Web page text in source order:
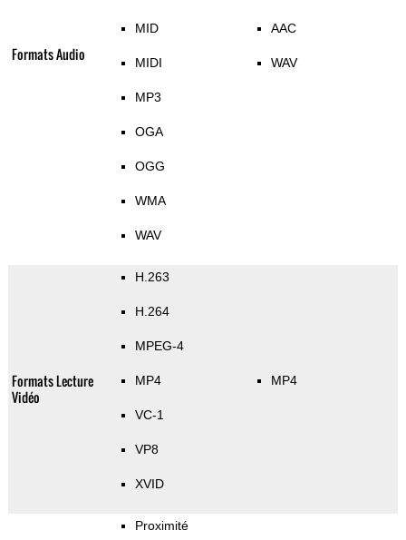
Formats Audio
MID
MIDI
MP3
OGA
OGG
WMA
WAV
AAC
WAV
Formats Lecture
Vidéo
H.263
H.264
MPEG-4
MP4
VC-1
VP8
XVID
MP4
Proximité